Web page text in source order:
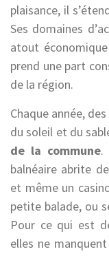
plaisance, il
Ses domaines
atout
prend une part
de la région.
Chaque année,
du soleil et du
de la commune.
balnéaire abrite
et même un
petite balade, ou
Pour ce qui est
elles ne